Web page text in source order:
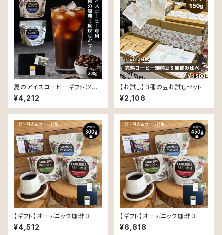
夏のアイスコーヒーギフト（2種
の深煎り豆×150g）
¥4,212
【お試し】３種の豆お試しセット
（同じ豆で、精製と焙煎でこんな
に変わる！！）各50ｇ
¥2,106
【ギフト】オーガニック珈琲 3種 (
各100g ) 飲み比べギフトセット
〜同じ豆でも精製と焙煎 でこん
¥4,512
【ギフト】オーガニック珈琲 3種 (
各150g )ギフトセット 〜同じ豆
でも精製と焙煎でこんなに変わ
¥6,818